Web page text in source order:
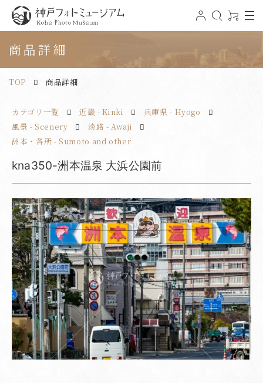
神戸フォトミュージアム
ロ
グ 索
0
ア
t
g
a
商品詳細
TOP 商品詳細
カテゴリ一覧 近畿 - Kinki
兵庫県 - Hyogo
風景 - Scenery
淡路 - Awaji
洲本・各所 - Sumoto and other
kna350-洲本温泉 大浜公園前